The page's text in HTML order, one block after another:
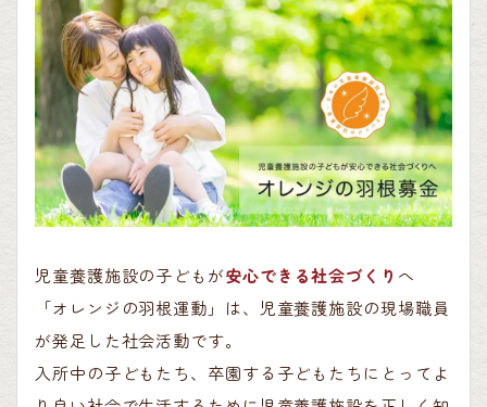
児童養護施設の子どもが安心できる社会づくり へ
「オレンジの羽根運動」は、児童養護施設の現場職員
が発足した社会活動です。
入所中の子どもたち、卒園する子どもたちにとってよ